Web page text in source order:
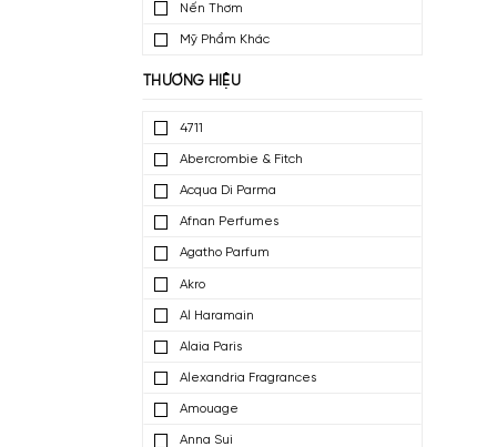
THƯƠNG HIỆU
Abercrombie & Fitch
Acqua Di Parma
Afnan Perfumes